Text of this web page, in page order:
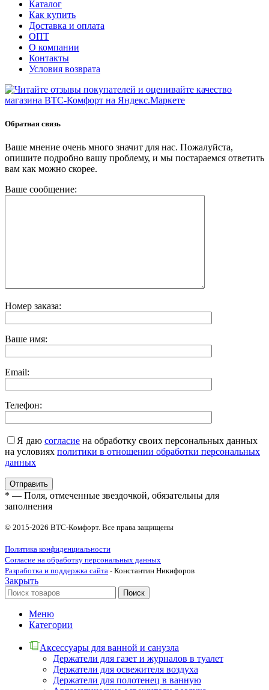
Каталог
Как купить
Доставка и оплата
ОПТ
О компании
Контакты
Условия возврата
Обратная связь
Ваше мнение очень много значит для нас. Пожалуйста,
опишите подробно вашу проблему, и мы постараемся ответить
вам как можно скорее.
Ваше сообщение:
Номер заказа:
Ваше имя:
Email:
Телефон:
Я даю согласие на обработку своих персональных данных
на условиях политики в отношении обработки персональных
данных
* — Поля, отмеченные звездочкой, обязательны для
заполнения
© 2015-2026 ВТС-Комфорт. Все права защищены
Политика конфиденциальности
Согласие на обработку персональных данных
Разработка и поддержка сайта - Константин Никифоров
Закрыть
Поиск
Меню
Категории
Аксессуары для ванной и санузла
Держатели для газет и журналов в туалет
Держатели для освежителя воздуха
Держатели для полотенец в ванную